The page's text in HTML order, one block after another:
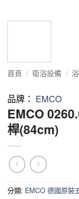
首頁 / 衛浴設備 /
品牌： EMCO
EMCO
桿(84cm)
分類: EMCO 德國原裝